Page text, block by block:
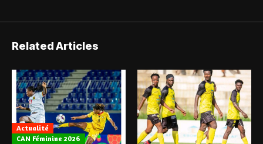
Related Articles
Actualité
CAN Féminine 2026